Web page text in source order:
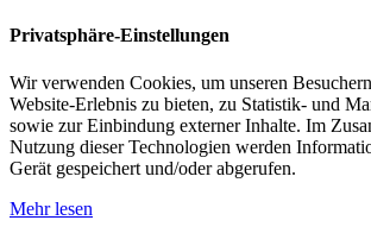
Privatsphäre-Einstellungen
Wir verwenden Cookies, um unseren
Website-Erlebnis zu bieten, zu Statistik- und
sowie zur Einbindung externer Inhalte. Im
Nutzung dieser Technologien werden
Gerät gespeichert und/oder abgerufen.
Mehr lesen